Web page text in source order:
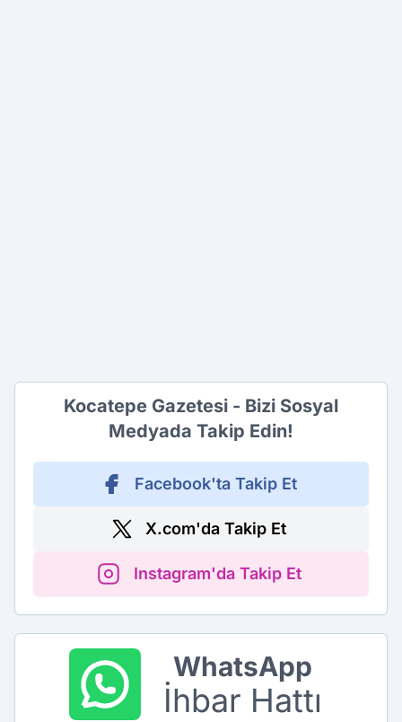
Kocatepe Gazetesi - Bizi Sosyal
Medyada Takip Edin!
Facebook'ta Takip Et
X.com'da Takip Et
Instagram'da Takip Et
WhatsApp
İhbar Hattı